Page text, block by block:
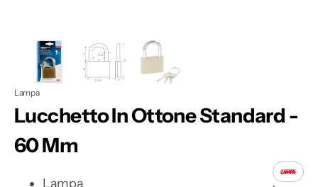
Lampa
Lucchetto In Ottone Standard -
60 Mm
Lampa